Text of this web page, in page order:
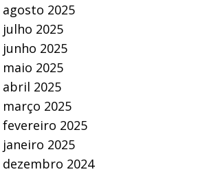
agosto 2025
julho 2025
junho 2025
maio 2025
abril 2025
março 2025
fevereiro 2025
janeiro 2025
dezembro 2024